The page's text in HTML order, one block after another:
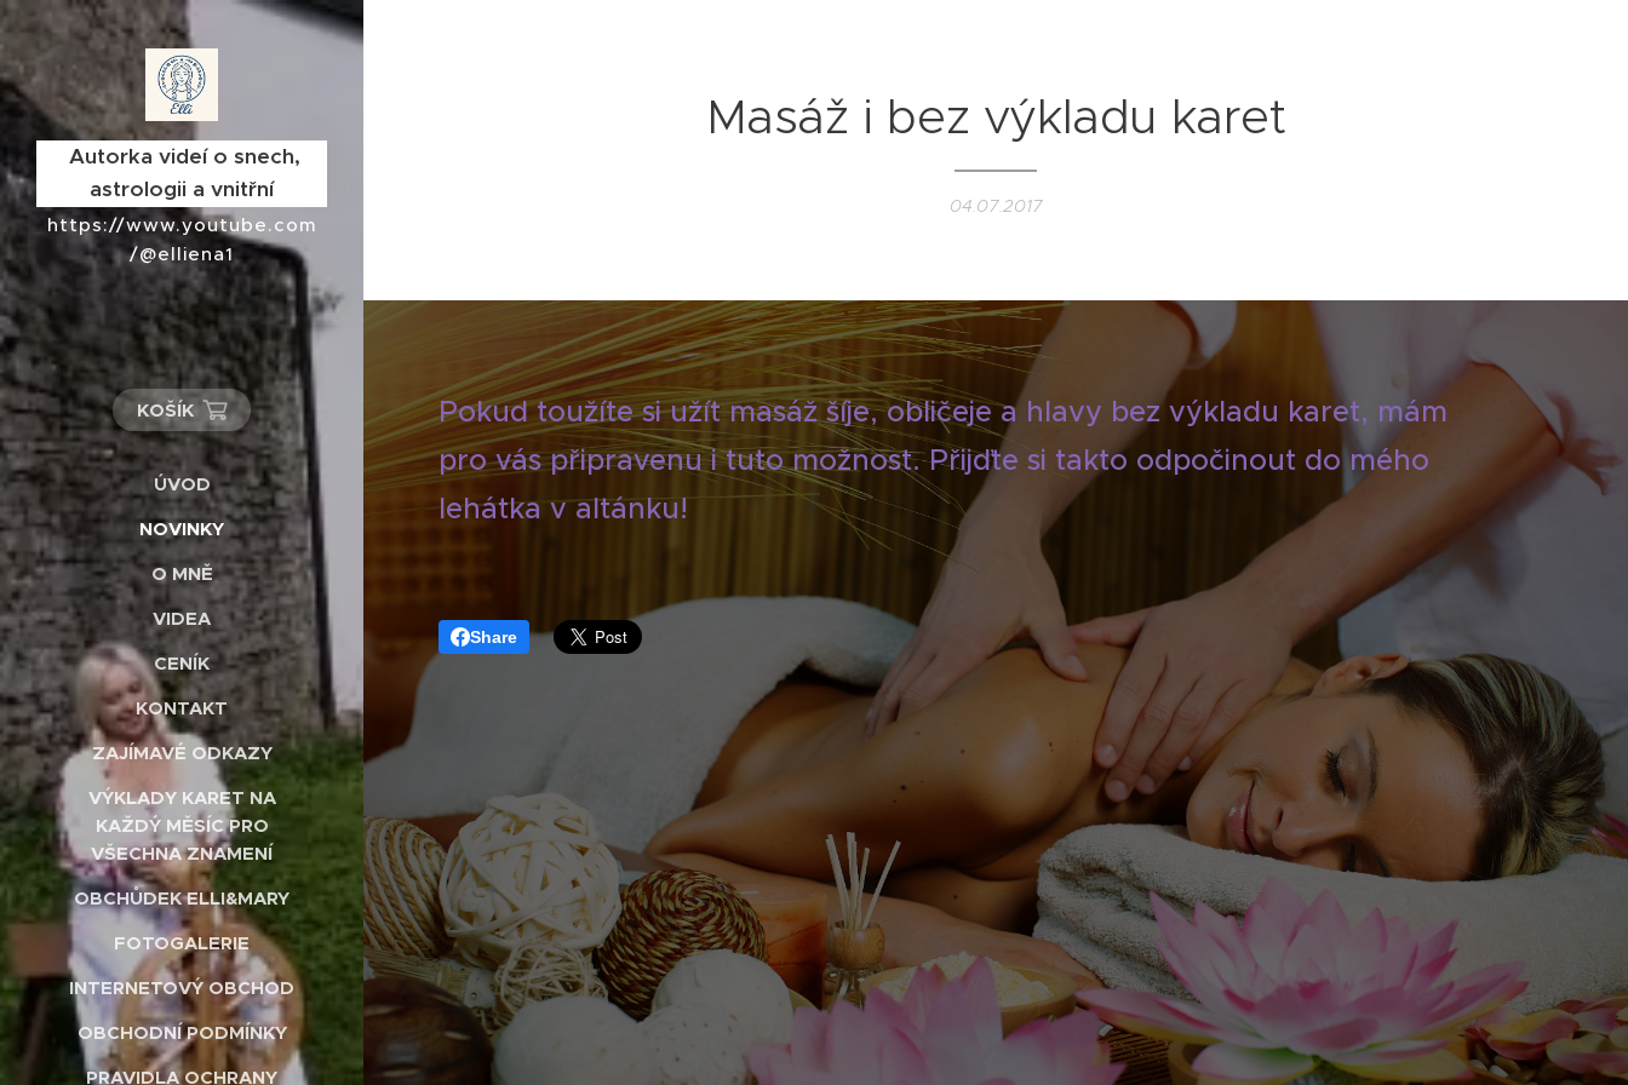
Autorka videí o snech,
astrologii a vnitřní
proměně
https://www.youtube.com
/@elliena1
KOŠÍK
ÚVOD
NOVINKY
O MNĚ
VIDEA
CENÍK
KONTAKT
ZAJÍMAVÉ ODKAZY
VÝKLADY KARET NA
KAŽDÝ MĚSÍC PRO
VŠECHNA ZNAMENÍ
OBCHŮDEK ELLI&MARY
FOTOGALERIE
INTERNETOVÝ OBCHOD
OBCHODNÍ PODMÍNKY
PRAVIDLA OCHRANY
Masáž i bez výkladu karet
04.07.2017
Pokud toužíte si užít masáž šíje, obličeje a hlavy bez výkladu karet, mám
pro vás připravenu i tuto možnost. Přijďte si takto odpočinout do mého
lehátka v altánku!
Share